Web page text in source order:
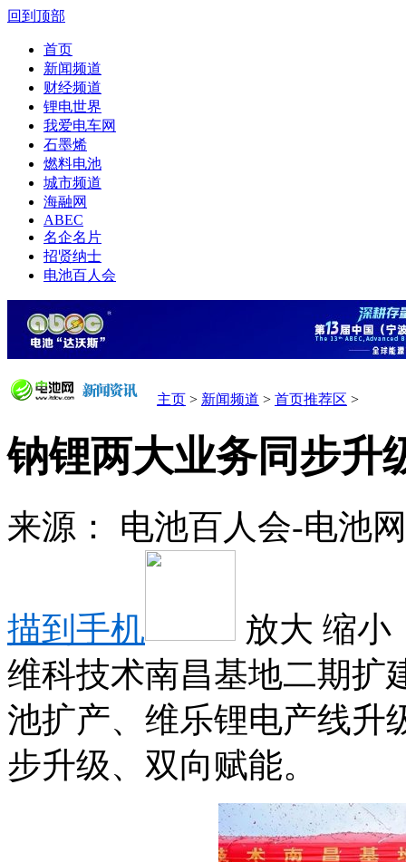
回到顶部
首页
新闻频道
财经频道
锂电世界
我爱电车网
石墨烯
燃料电池
城市频道
海融网
ABEC
名企名片
招贤纳士
电池百人会
主页 > 新闻频道 > 首页推荐区 >
钠锂两大业务同步升
来源： 电池百人会-电池
描到手机 放大 缩小
维科技术南昌基地二期扩
池扩产、维乐锂电产线升
步升级、双向赋能。